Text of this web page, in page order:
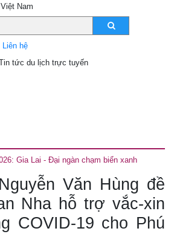
Liên hệ
Gia Lai - Đại ngàn chạm biển xanh
Văn Hùng đề
Nha hỗ trợ vắc-xin
COVID-19 cho Phú